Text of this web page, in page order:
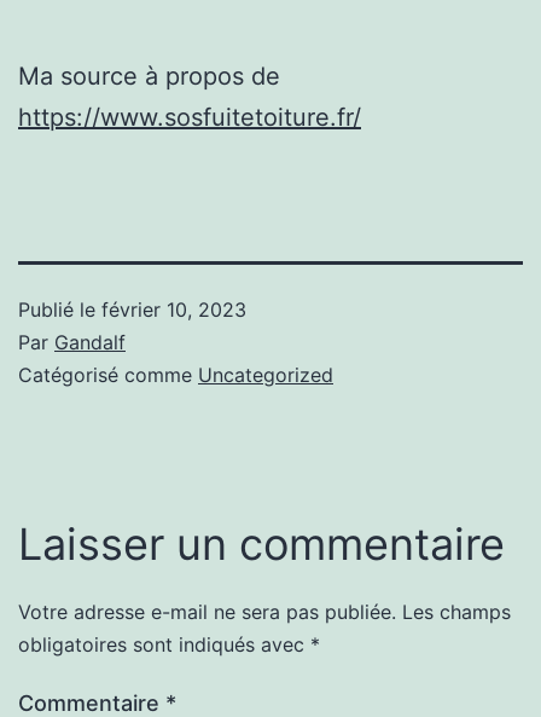
Ma source à propos de
https://www.sosfuitetoiture.fr/
Publié le février 10, 2023
Par Gandalf
Catégorisé comme Uncategorized
Laisser un commentaire
Votre adresse e-mail ne sera pas publiée. Les champs
obligatoires sont indiqués avec *
Commentaire *